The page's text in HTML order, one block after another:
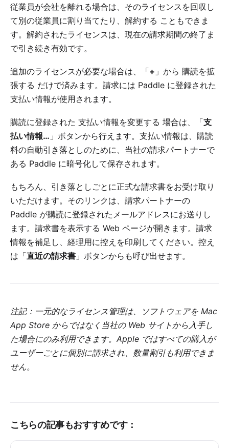
従業員が会社を離れる場合は、そのライセンスを回収し
て別の従業員に割り当てたり、 解約する こともできま
す。解約されたライセンスは、現在の請求期間の終了ま
で引き続き有効です。
追加のライセンスが必要な場合は、「+ 」から 購読を拡
張する だけで済みます。請求には Paddle に登録された
支払い情報が使用されます。
購読に登録された 支払い情報を変更する 場合は、「支
払い情報… 」ボタンから行えます。支払い情報は、購読
料の自動引き落としのために、当社の請求パートナーで
ある Paddle に暗号化して保存されます。
もちろん、引き落としごとに正式な請求書をお受け取り
いただけます。そのリンクは、請求パートナーの
Paddle が購読に登録されたメールアドレスにお送りし
ます。請求書を表示する Web ページが開きます。請求
情報を補足し、経理用に控えを印刷してください。控え
は「直近の請求書 」ボタンからも呼び出せます。
注記：一元的なライセンス管理は、ソフトウェアを Mac
App Store からではなく当社の Web サイトから入手し
た場合にのみ利用できます。Apple ではすべての購入が
ユーザーごとに個別に請求され、数量割引も利用できま
せん。
こちらの記事もおすすめです：